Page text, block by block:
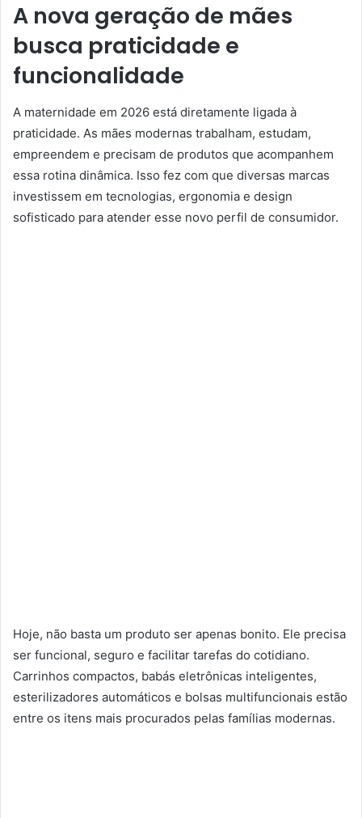
A nova geração de mães
busca praticidade e
funcionalidade
A maternidade em 2026 está diretamente ligada à
praticidade. As mães modernas trabalham, estudam,
empreendem e precisam de produtos que acompanhem
essa rotina dinâmica. Isso fez com que diversas marcas
investissem em tecnologias, ergonomia e design
sofisticado para atender esse novo perfil de consumidor.
Hoje, não basta um produto ser apenas bonito. Ele precisa
ser funcional, seguro e facilitar tarefas do cotidiano.
Carrinhos compactos, babás eletrônicas inteligentes,
esterilizadores automáticos e bolsas multifuncionais estão
entre os itens mais procurados pelas famílias modernas.